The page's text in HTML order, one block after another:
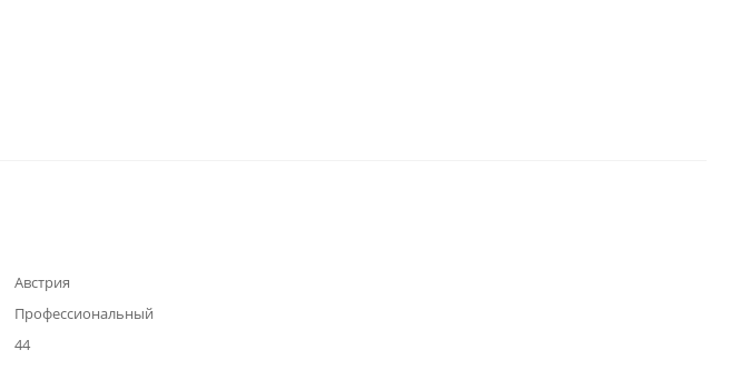
Австрия
Профессиональный
44